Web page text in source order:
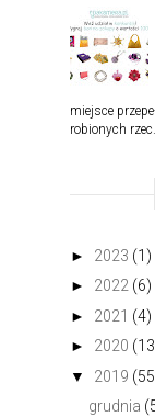
miejsce
robionych rzec...
► 2023 (1)
► 2022 (6)
► 2021 (4)
► 2020
▼
2019
grudnia